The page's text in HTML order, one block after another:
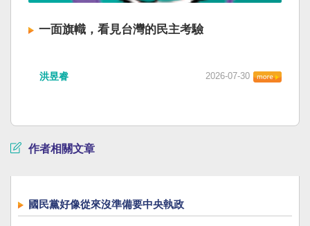
一面旗幟，看見台灣的民主考驗
洪昱睿 2026-07-30
作者相關文章
國民黨好像從來沒準備要中央執政